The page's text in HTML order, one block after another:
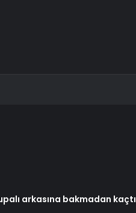
arkasına bakmadan kaçtı